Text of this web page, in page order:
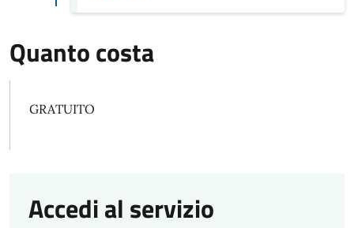
Quanto costa
GRATUITO
Accedi al servizio